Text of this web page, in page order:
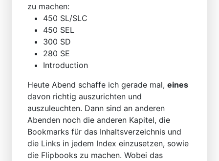
zu machen:
450 SL/SLC
450 SEL
300 SD
280 SE
Introduction
Heute Abend schaffe ich gerade mal, eines
davon richtig auszurichten und
auszuleuchten. Dann sind an anderen
Abenden noch die anderen Kapitel, die
Bookmarks für das Inhaltsverzeichnis und
die Links in jedem Index einzusetzen, sowie
die Flipbooks zu machen. Wobei das